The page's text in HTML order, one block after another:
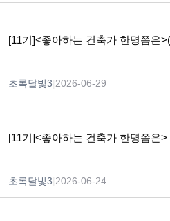
[11기]<좋아하는 건축가 한명쯤은
초록달빛3 2026-06-29
[11기]<좋아하는 건축가 한명쯤은>
초록달빛3 2026-06-24